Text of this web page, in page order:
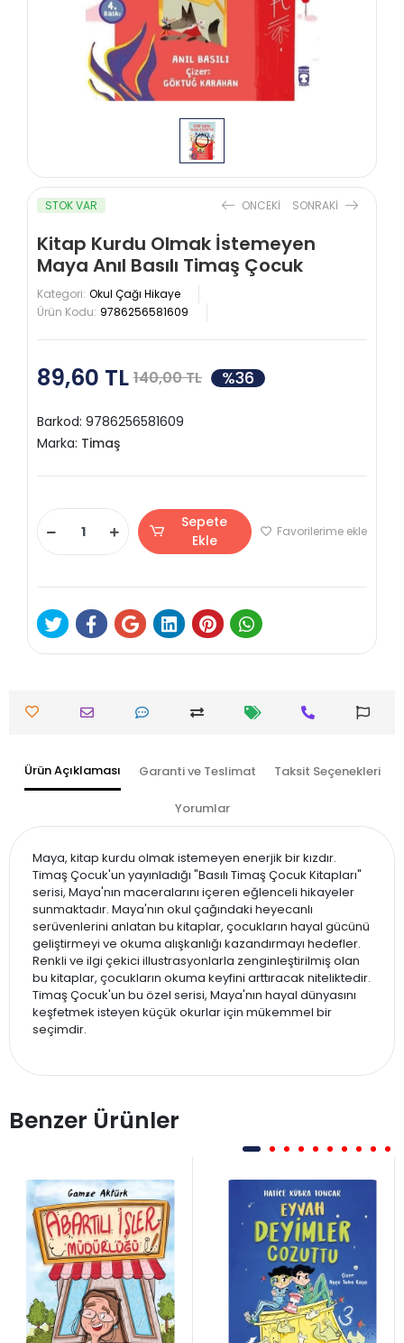
STOK VAR ONCEKI SONRAKI
Kitap Kurdu Olmak İstemeyen
Maya Anıl Basılı Timaş Çocuk
Kategori: Okul Çağı Hikaye
Ürün Kodu: 9786256581609
89,60 TL 140,00 TL %36
Barkod: 9786256581609
Marka: Timaş
Sepete
Ekle
Favorilerime ekle
Ürün Açıklaması Garanti ve Teslimat Taksit Seçenekleri
Yorumlar
Maya, kitap kurdu olmak istemeyen enerjik bir kızdır.
Timaş Çocuk'un yayınladığı "Basılı Timaş Çocuk Kitapları"
serisi, Maya'nın maceralarını içeren eğlenceli hikayeler
sunmaktadır. Maya'nın okul çağındaki heyecanlı
serüvenlerini anlatan bu kitaplar, çocukların hayal gücünü
geliştirmeyi ve okuma alışkanlığı kazandırmayı hedefler.
Renkli ve ilgi çekici illustrasyonlarla zenginleştirilmiş olan
bu kitaplar, çocukların okuma keyfini arttıracak niteliktedir.
Timaş Çocuk'un bu özel serisi, Maya'nın hayal dünyasını
keşfetmek isteyen küçük okurlar için mükemmel bir
seçimdir.
Benzer Ürünler